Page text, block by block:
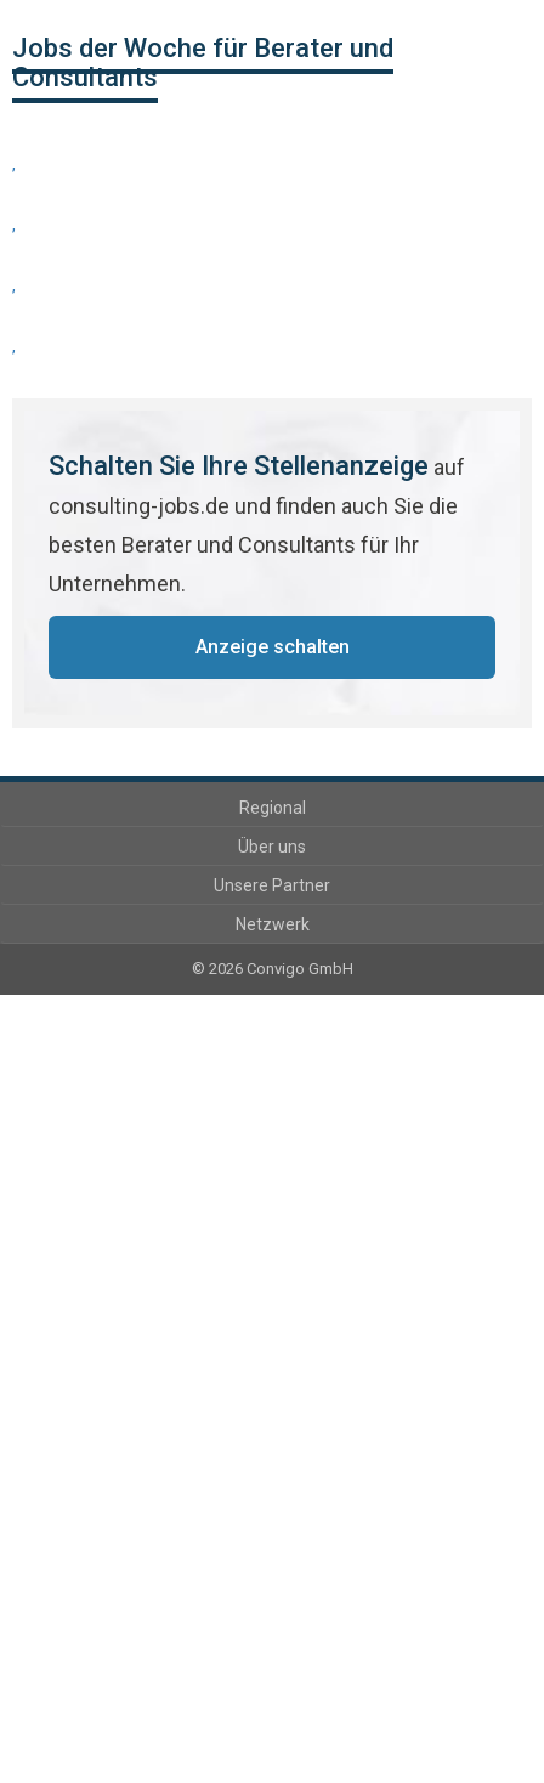
Jobs der Woche für Berater und
Consultants
,
,
,
,
Schalten Sie Ihre Stellenanzeige auf
consulting-jobs.de und finden auch Sie die
besten Berater und Consultants für Ihr
Unternehmen.
Anzeige schalten
Regional
Über uns
Unsere Partner
Netzwerk
© 2026 Convigo GmbH